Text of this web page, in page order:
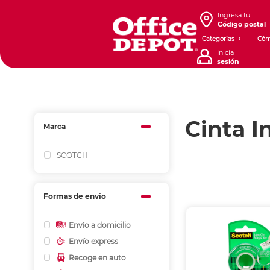
Ingresa tu
Código postal
Categorías
Inicia
sesión
Marca
SCOTCH
Formas de envío
Envío a domicilio
Envío express
Recoge en auto
Cinta